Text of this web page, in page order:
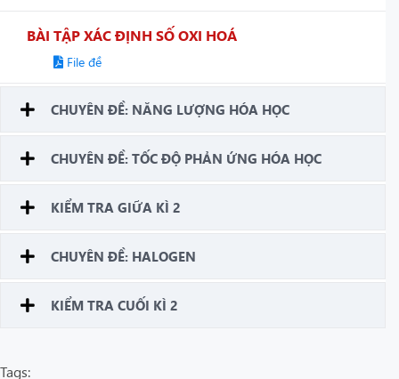
BÀI TẬP XÁC ĐỊNH SỐ OXI HOÁ
File đề
CHUYÊN ĐỀ: NĂNG LƯỢNG HÓA HỌC
CHUYÊN ĐỀ: TỐC ĐỘ PHẢN ỨNG HÓA HỌC
KIỂM TRA GIỮA KÌ 2
CHUYÊN ĐỀ: HALOGEN
KIỂM TRA CUỐI KÌ 2
Tags: